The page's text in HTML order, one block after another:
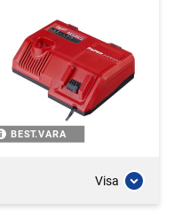
BEST.VARA
Visa